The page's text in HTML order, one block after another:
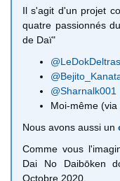
Il s'agit d'un projet
quatre passionnés
de Daï"
@LeDokDeltras
@Sharnalk001
Moi-même (via
Nous avons aussi un
Comme vous
Dai No Daibōken
Octobre 2020.